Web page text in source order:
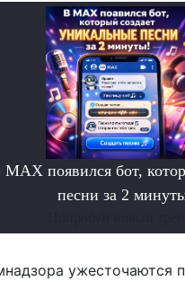
появился бот,
песни за 2
ужесточаются